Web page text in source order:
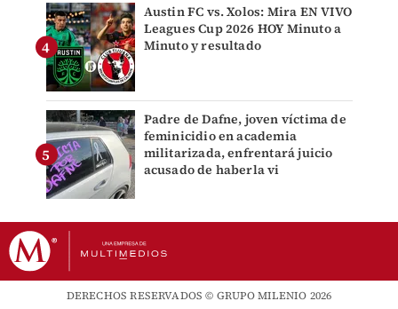
Austin FC vs. Xolos: Mira EN VIVO
Leagues Cup 2026 HOY Minuto a
Minuto y resultado
Padre de Dafne, joven víctima de
feminicidio en academia
militarizada, enfrentará juicio
acusado de haberla vi
DERECHOS RESERVADOS © GRUPO MILENIO 2026